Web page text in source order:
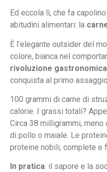
Ed eccola lì, che fa
abitudini alimentari: la
È l’elegante outsider del
colore, bianca nel
rivoluzione gastronomica
conquista al primo assaggio.
100 grammi di carne di
calorie. I grassi totali?
Circa 38 milligrammi,
di pollo o maiale. Le
proteine nobili, complete e
In pratica: il sapore e la